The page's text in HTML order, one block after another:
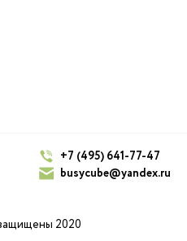
+7 (495) 641-77-47
busycube@yandex.ru
2020